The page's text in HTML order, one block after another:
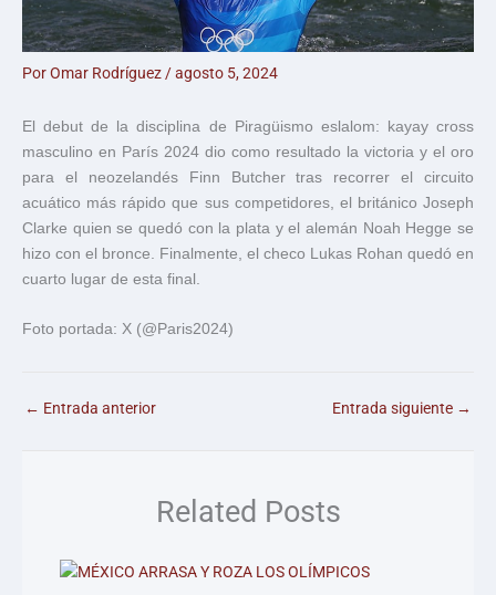
PorOmar Rodríguez /agosto 5, 2024
El debut de la disciplina de Piragüismo eslalom: kayay cross
masculino en París 2024 dio como resultado la victoria y el oro
para el neozelandés Finn Butcher tras recorrer el circuito
acuático más rápido que sus competidores, el británico Joseph
Clarke quien se quedó con la plata y el alemán Noah Hegge se
hizo con el bronce. Finalmente, el checo Lukas Rohan quedó en
cuarto lugar de esta final.
Foto portada: X (@Paris2024)
← Entrada anterior Entrada siguiente →
Related Posts